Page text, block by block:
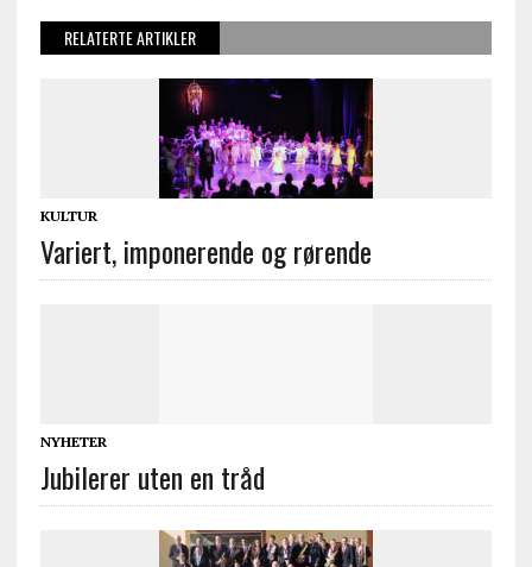
RELATERTE ARTIKLER
KULTUR
Variert, imponerende og rørende
NYHETER
Jubilerer uten en tråd